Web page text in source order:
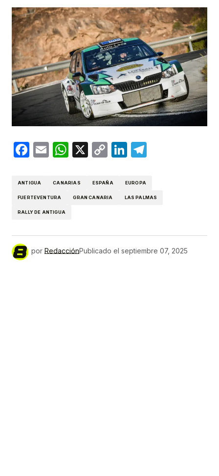
Facebook
EmailWhatsApp
X
CopyLinkedIn
ANTIGUA CANARIAS ESPAÑA EUROPA
FUERTEVENTURA GRAN CANARIA LAS PALMAS
RALLY DE ANTIGUA
por RedacciónPublicado el septiembre 07, 2025